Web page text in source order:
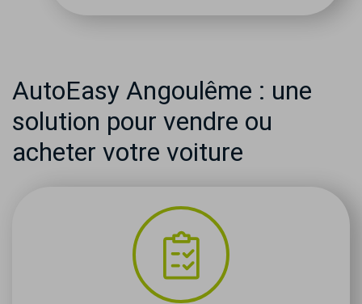
AutoEasy Angoulême : une
solution pour vendre ou
acheter votre voiture